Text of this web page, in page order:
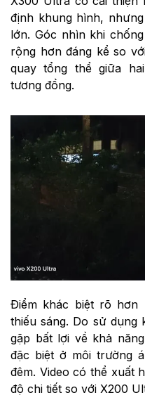
định khung hình,
lớn. Góc nhìn khi
rộng hơn đáng kể so
quay tổng thể giữa
tương đồng.
Điểm khác biệt rõ hơn
thiếu sáng. Do sử
gặp bất lợi về khả
đặc biệt ở môi trường
đêm. Video có thể xuất
độ chi tiết so với X200